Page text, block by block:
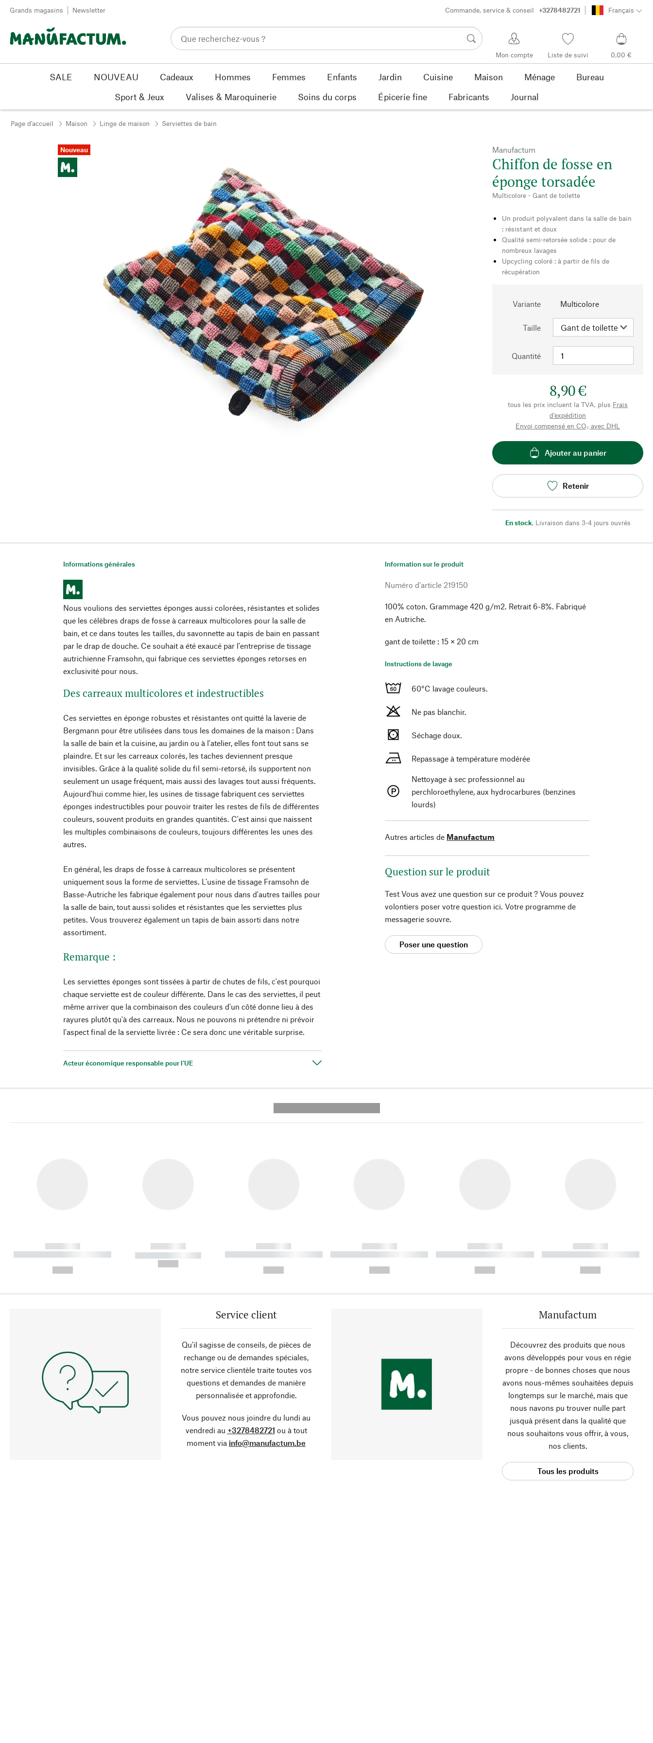
Passer au contenu
Grands magasins Newsletter Commande, service & conseil +3278482721 Français
Mon compte Liste de suivi 0,00 €
SALE NOUVEAU Cadeaux Hommes Femmes Enfants Jardin Cuisine Maison Ménage
Bureau
Sport & Jeux
Valises & Maroquinerie Soins du corps Épicerie fine Fabricants Journal
Page d'accueil Maison Linge de maison Serviettes de bain
Nouveau Manufactum
Chiffon de fosse en
éponge torsadée
Multicolore - Gant de toilette
Un produit polyvalent dans la salle de bain
: résistant et doux
Qualité semi-retorsée solide : pour de
nombreux lavages
Upcycling coloré : à partir de fils de
récupération
Variante Multicolore
Taille
Quantité
8,90 €
tous les prix incluent la TVA, plus Frais
d'expédition
Envoi compensé en CO₂ avec DHL
Ajouter au panier
Retenir
En stock, Livraison dans 3-4 jours ouvrés
Informations générales
Nous voulions des serviettes éponges aussi colorées, résistantes et solides
que les célèbres draps de fosse à carreaux multicolores pour la salle de
bain, et ce dans toutes les tailles, du savonnette au tapis de bain en passant
par le drap de douche. Ce souhait a été exaucé par l'entreprise de tissage
autrichienne Framsohn, qui fabrique ces serviettes éponges retorses en
exclusivité pour nous.
Des carreaux multicolores et indestructibles
Ces serviettes en éponge robustes et résistantes ont quitté la laverie de
Bergmann pour être utilisées dans tous les domaines de la maison : Dans
la salle de bain et la cuisine, au jardin ou à l'atelier, elles font tout sans se
plaindre. Et sur les carreaux colorés, les taches deviennent presque
invisibles. Grâce à la qualité solide du fil semi-retorsé, ils supportent non
seulement un usage fréquent, mais aussi des lavages tout aussi fréquents.
Aujourd'hui comme hier, les usines de tissage fabriquent ces serviettes
éponges indestructibles pour pouvoir traiter les restes de fils de différentes
couleurs, souvent produits en grandes quantités. C'est ainsi que naissent
les multiples combinaisons de couleurs, toujours différentes les unes des
autres.
En général, les draps de fosse à carreaux multicolores se présentent
uniquement sous la forme de serviettes. L'usine de tissage Framsohn de
Basse-Autriche les fabrique également pour nous dans d'autres tailles pour
la salle de bain, tout aussi solides et résistantes que les serviettes plus
petites. Vous trouverez également un tapis de bain assorti dans notre
assortiment.
Remarque :
Les serviettes éponges sont tissées à partir de chutes de fils, c'est pourquoi
chaque serviette est de couleur différente. Dans le cas des serviettes, il peut
même arriver que la combinaison des couleurs d'un côté donne lieu à des
rayures plutôt qu'à des carreaux. Nous ne pouvons ni prétendre ni prévoir
l'aspect final de la serviette livrée : Ce sera donc une véritable surprise.
Acteur économique responsable pour l'UE
Information sur le produit
Numéro d'article 219150
100% coton. Grammage 420 g/m2. Retrait 6-8%. Fabriqué
en Autriche.
gant de toilette : 15 × 20 cm
Instructions de lavage
60°C lavage couleurs.
Ne pas blanchir.
Séchage doux.
Repassage à température modérée
Nettoyage à sec professionnel au
perchloroethylene, aux hydrocarbures (benzines
lourds)
Autres articles de Manufactum
Question sur le produit
Test Vous avez une question sur ce produit ? Vous pouvez
volontiers poser votre question ici. Votre programme de
messagerie souvre.
Poser une question
------------
----------- ----------- ----------
------------
----------- -----------
------------
----------- ----------- ----------
------------
----------- ----------- ----------
------------
----------- ----------- ----------
------------
----------- ----------- ----------
Service client
Qu’il sagisse de conseils, de pièces de
rechange ou de demandes spéciales,
notre service clientèle traite toutes vos
questions et demandes de manière
personnalisée et approfondie.
Vous pouvez nous joindre du lundi au
vendredi au +3278482721 ou à tout
moment via info@manufactum.be
Manufactum
Découvrez des produits que nous
avons développés pour vous en régie
propre - de bonnes choses que nous
avons nous-mêmes souhaitées depuis
longtemps sur le marché, mais que
nous navons pu trouver nulle part
jusquà présent dans la qualité que
nous souhaitons vous offrir, à vous,
nos clients.
Tous les produits